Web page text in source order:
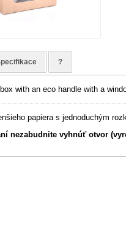
?
with an eco handle with a
papiera s jednoduchým
nezabudnite vyhnúť otvor